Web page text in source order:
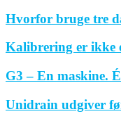
Hvorfor bruge tre
Kalibrering er ikke
G3 – En maskine.
Unidrain udgiver